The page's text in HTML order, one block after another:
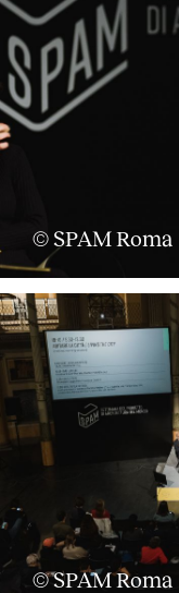
© SPAM Roma
© SPAM Roma